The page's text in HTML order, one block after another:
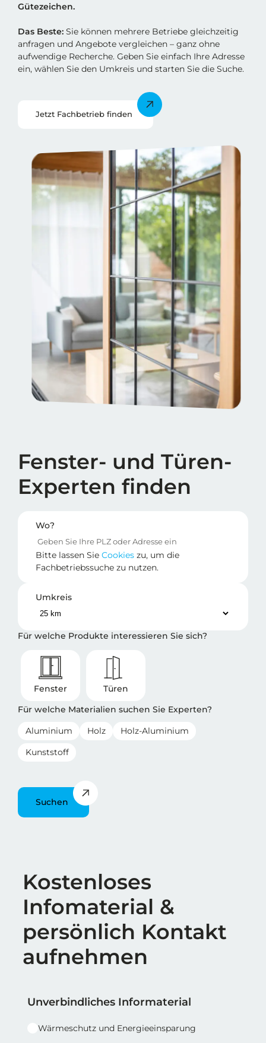
Gütezeichen.
Das Beste: Sie können mehrere Betriebe gleichzeitig
anfragen und Angebote vergleichen – ganz ohne
aufwendige Recherche. Geben Sie einfach Ihre Adresse
ein, wählen Sie den Umkreis und starten Sie die Suche.
Jetzt Fachbetrieb finden
Fenster- und Türen-
Experten finden
Wo?
Bitte lassen Sie Cookies zu, um die
Fachbetriebssuche zu nutzen.
Umkreis
Für welche Produkte interessieren Sie sich?
Fenster
Türen
Für welche Materialien suchen Sie Experten?
Aluminium Holz
Holz-Aluminium
Kunststoff
Suchen
Überschrift
Kostenloses
Infomaterial &
persönlich Kontakt
aufnehmen
Reihe 1
Reihe 1 | Spalte 1
Unverbindliches Informaterial
Wärmeschutz und Energieeinsparung